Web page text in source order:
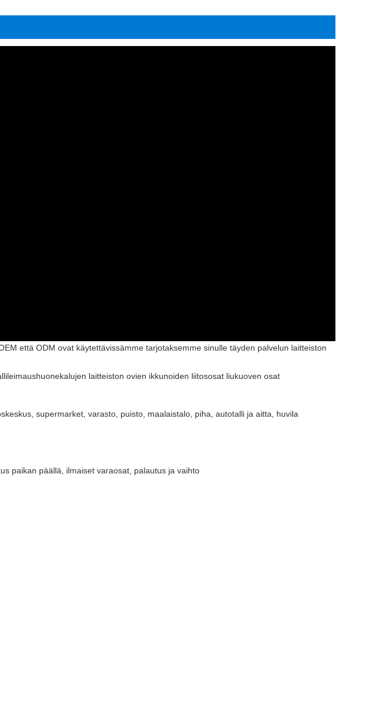
että ODM ovat käytettävissämme tarjotaksemme sinulle täyden palvelun laitteiston
laitteiston ovien ikkunoiden liitososat liukuoven osat
supermarket, varasto, puisto, maalaistalo, piha, autotalli ja aitta, huvila
paikan päällä, ilmaiset varaosat, palautus ja vaihto